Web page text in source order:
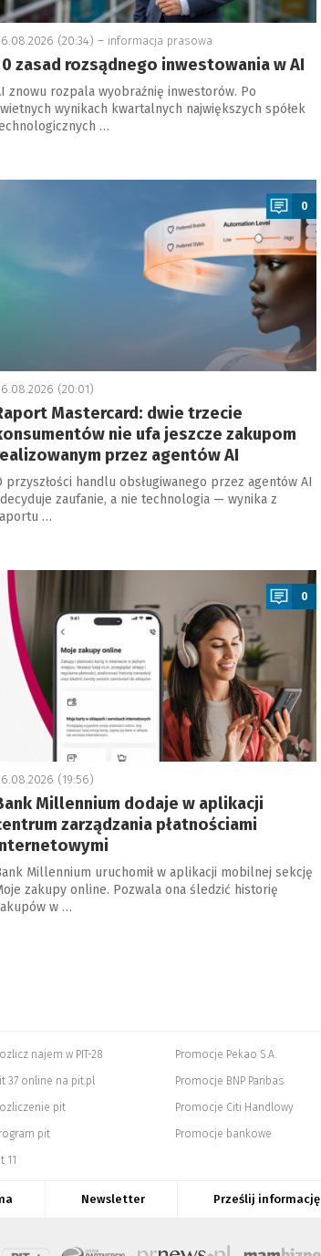
(20:34) – informacja prasowa
zasad rozsądnego inwestowania w AI
znowu rozpala wyobraźnię inwestorów. Po
wynikach kwartalnych największych spółek
…
0
(20:01)
Mastercard: dwie trzecie
nie ufa jeszcze zakupom
przez agentów AI
przyszłości handlu obsługiwanego przez agentów AI
zaufanie, a nie technologia — wynika z
…
0
(19:56)
Millennium dodaje w aplikacji
zarządzania płatnościami
Millennium uruchomił w aplikacji mobilnej sekcję
zakupy online. Pozwala ona śledzić historię
w …
najem w PIT-28
37 online na pit.pl
pit
pit
11
Promocje Pekao S.A.
Promocje BNP Paribas
Promocje Citi Handlowy
Promocje bankowe
Newsletter Prześlij informację